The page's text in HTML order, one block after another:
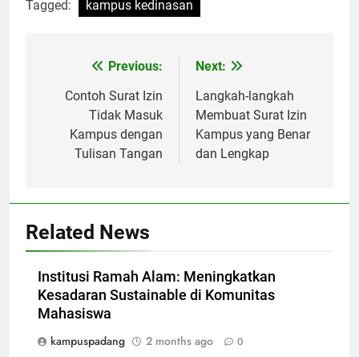
Tagged: kampus kedinasan
navigation
Previous:
Contoh Surat Izin
Tidak Masuk
Kampus dengan
Tulisan Tangan
Next:
Langkah-langkah
Membuat Surat Izin
Kampus yang Benar
dan Lengkap
Related News
Institusi Ramah Alam: Meningkatkan
Kesadaran Sustainable di Komunitas
Mahasiswa
kampuspadang
2 months ago 0